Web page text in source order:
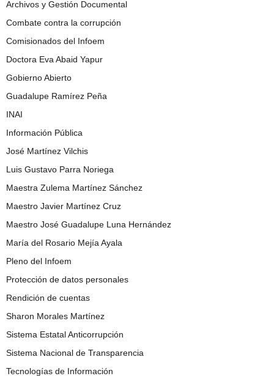
Archivos y Gestión Documental
Combate contra la corrupción
Comisionados del Infoem
Doctora Eva Abaid Yapur
Gobierno Abierto
Guadalupe Ramírez Peña
INAI
Información Pública
José Martínez Vilchis
Luis Gustavo Parra Noriega
Maestra Zulema Martínez Sánchez
Maestro Javier Martínez Cruz
Maestro José Guadalupe Luna Hernández
María del Rosario Mejía Ayala
Pleno del Infoem
Protección de datos personales
Rendición de cuentas
Sharon Morales Martínez
Sistema Estatal Anticorrupción
Sistema Nacional de Transparencia
Tecnologías de Información